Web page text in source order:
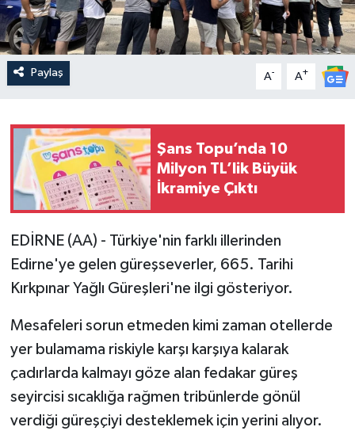
Paylaş A- A+
Şans Topu’nda 10
Milyon TL’lik Büyük
İkramiye Çıktı
EDİRNE (AA) - Türkiye'nin farklı illerinden
Edirne'ye gelen güreşseverler, 665. Tarihi
Kırkpınar Yağlı Güreşleri'ne ilgi gösteriyor.
Mesafeleri sorun etmeden kimi zaman otellerde
yer bulamama riskiyle karşı karşıya kalarak
çadırlarda kalmayı göze alan fedakar güreş
seyircisi sıcaklığa rağmen tribünlerde gönül
verdiği güreşçiyi desteklemek için yerini alıyor.